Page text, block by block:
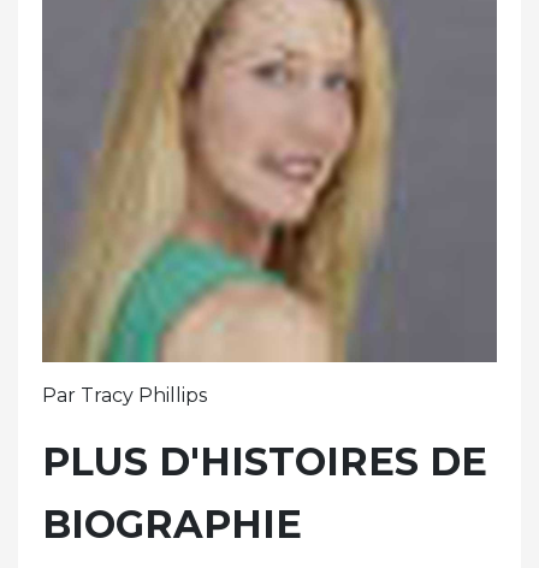
Par Tracy Phillips
PLUS D'HISTOIRES DE
BIOGRAPHIE